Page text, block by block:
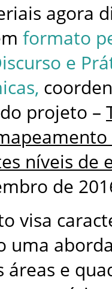
agora
formato
e
projeto –
níveis de
de
visa
uma
áreas e